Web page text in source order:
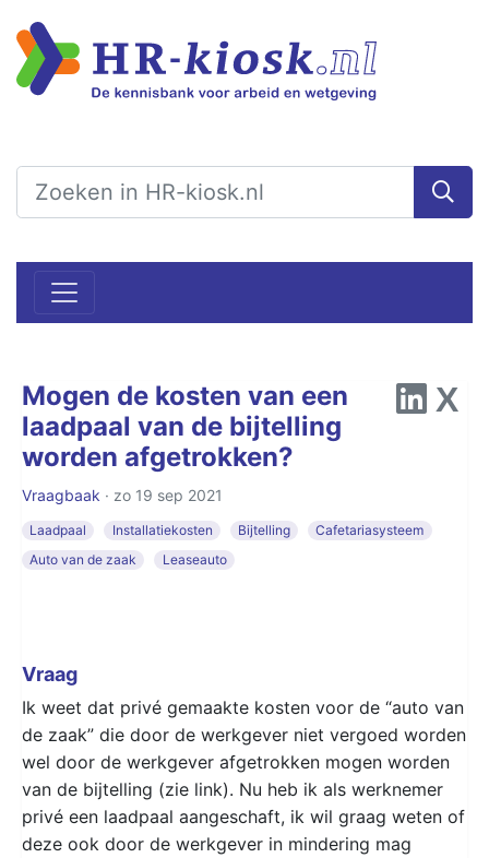
Mogen de kosten van een
laadpaal van de bijtelling
worden afgetrokken?
Vraagbaak · zo 19 sep 2021
Laadpaal Installatiekosten Bijtelling
Cafetariasysteem
Auto van de zaak
Leaseauto
Vraag
Ik weet dat privé gemaakte kosten voor de “auto van
de zaak” die door de werkgever niet vergoed worden
wel door de werkgever afgetrokken mogen worden
van de bijtelling (zie link). Nu heb ik als werknemer
privé een laadpaal aangeschaft, ik wil graag weten of
deze ook door de werkgever in mindering mag